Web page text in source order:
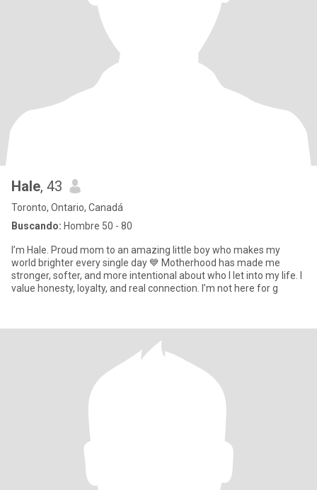
Hale, 43
Toronto, Ontario, Canadá
Buscando: Hombre 50 - 80
I’m Hale. Proud mom to an amazing little boy who makes my
world brighter every single day 💙 Motherhood has made me
stronger, softer, and more intentional about who I let into my life. I
value honesty, loyalty, and real connection. I’m not here for g